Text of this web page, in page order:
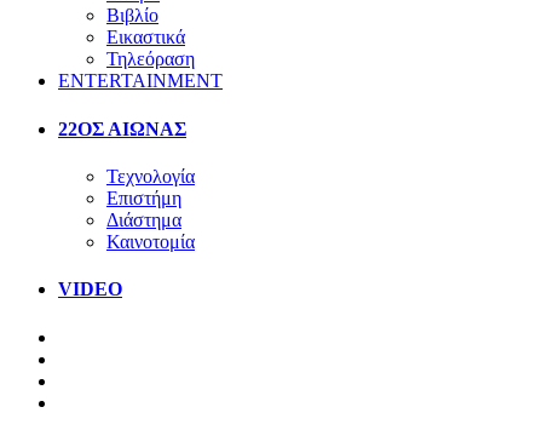
Βιβλίο
Εικαστικά
Τηλεόραση
ENTERTAINMENT
22ΟΣ ΑΙΩΝΑΣ
Τεχνολογία
Επιστήμη
Διάστημα
Καινοτομία
VIDEO